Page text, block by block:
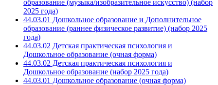
образование (музыка/изобразительное искусство) (набор
2025 года)
44.03.01 Дошкольное образование и Дополнительное
образование (раннее физическое развитие) (набор 2025
года)
44.03.02 Детская практическая психология и
Дошкольное образование (очная форма)
44.03.02 Детская практическая психология и
Дошкольное образование (набор 2025 года)
44.03.01 Дошкольное образование (очная форма)